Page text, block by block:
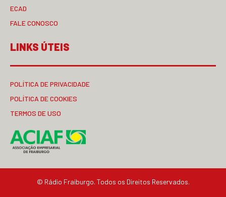
ECAD
FALE CONOSCO
LINKS ÚTEIS
POLÍTICA DE PRIVACIDADE
POLÍTICA DE COOKIES
TERMOS DE USO
© Rádio Fraiburgo. Todos os Direitos Reservados.